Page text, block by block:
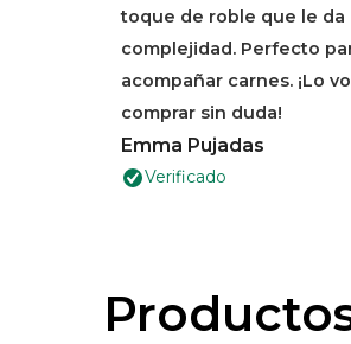
toque de roble que le da
complejidad. Perfecto
acompañar carnes. ¡Lo
comprar sin duda!
Emma Pujadas
Verificado